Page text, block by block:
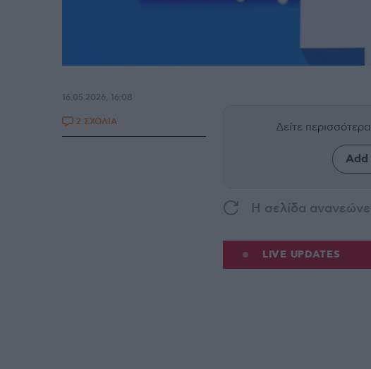
Δείτε
Add
H σελίδα
LIVE UPDATES
16.05.2026, 16:08
2 ΣΧΟΛΙΑ